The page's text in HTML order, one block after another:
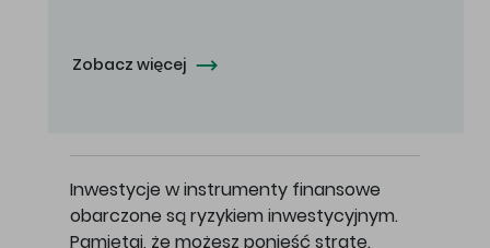
Zobacz więcej
Inwestycje w instrumenty finansowe
obarczone są ryzykiem inwestycyjnym.
Pamiętaj, że możesz ponieść stratę.